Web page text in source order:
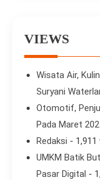
VIEWS
Wisata Air,
Suryani
Otomotif,
Pada Maret
Redaksi - 1,911
UMKM Batik
Pasar Digital -